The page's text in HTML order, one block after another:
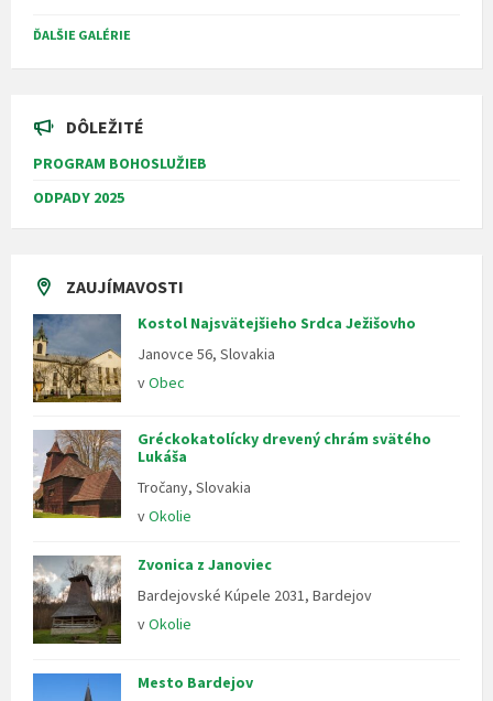
ĎALŠIE GALÉRIE
DÔLEŽITÉ
PROGRAM BOHOSLUŽIEB
ODPADY 2025
ZAUJÍMAVOSTI
Kostol Najsvätejšieho Srdca Ježišovho
Janovce 56, Slovakia
vObec
Gréckokatolícky drevený chrám svätého
Lukáša
Tročany, Slovakia
vOkolie
Zvonica z Janoviec
Bardejovské Kúpele 2031, Bardejov
vOkolie
Mesto Bardejov